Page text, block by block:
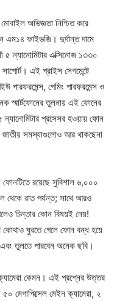
অভিজ্ঞতা নিশ্চিত করে
এম১৪ ফাইভজি। দুর্দান্ত দামে
ন্যানোমিটার এক্সিনোজ ১৩৩০
এই প্রাইস সেগমেন্টে
পারফরমেন্স, গেমিং পারফরমেন্স ও
স্মার্টফোনের তুলনায় এই ফোনের
প্রসেসর হওয়ায় ফোন
জাতীয় সমস্যাগুলোও আর থাকছেনা
ফোনটিতে রয়েছে সুবিশাল ৬,০০০
থেকে রাত পর্যন্ত; সাথে আরও
চিন্তার কোন বিষয়ই নেয়!
কোথাও ঘুরতে গেলে ফোন বন্ধ হয়ে
এবং তুলতে পারবেন অনেক ছবি।
কেমন। এই প্রশ্নের উত্তর
মেগাপিক্সেল মেইন ক্যামেরা, ২